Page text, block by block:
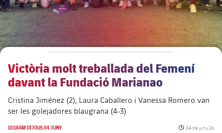
Presidents
Patronat FBV
Transparència
Aliances
Contacte
Residències per a la Gent Gran
Barcelonisme i vida activa
Codi ètic
Victòria molt treballada del Femení
davant la Fundació Marianao
Cristina Jiménez (2), Laura Caballero i Vanessa Romero van
ser les golejadores blaugrana (4-3)
10:18AM DIJOUS 04 JUNY Data de
04 de juny 26